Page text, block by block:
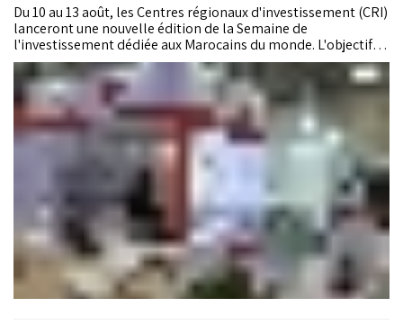
Du 10 au 13 août, les Centres régionaux d'investissement (CRI)
lanceront une nouvelle édition de la Semaine de
l'investissement dédiée aux Marocains du monde. L'objectif
est de rapprocher les compétences et les capitaux de la
diaspora des opportunités offertes dans les différentes
régions du Royaume, tout en facilitant leur parcours
d'investisseur.